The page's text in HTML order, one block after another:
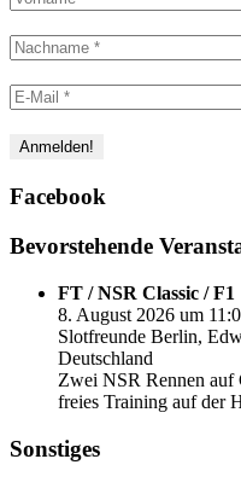
Facebook
Bevorstehende
FT / NSR Classic / F1
8. August 2026 um
Slotfreunde Berlin,
Deutschland
Zwei NSR Rennen auf
freies Training auf der
Sonstiges